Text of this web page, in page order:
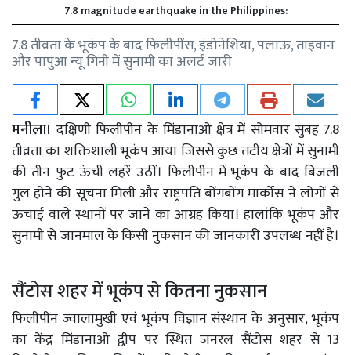
7.8 magnitude earthquake in the Philippines:
7.8 तीव्रता के भूकंप के बाद फिलीपींस, इंडोनेशिया, पलाऊ, ताइवान
और पापुआ न्यू गिनी में सुनामी का अलर्ट जारी
मनीला।दक्षिणी फिलीपीन के मिंडानाओ क्षेत्र में सोमवार सुबह 7.8
तीव्रता का शक्तिशाली भूकंप आया जिससे कुछ तटीय क्षेत्रों में सुनामी
की तीन फुट ऊंची लहरें उठीं। फिलीपीन में भूकंप के बाद बिजली
गुल होने की सूचना मिली और राष्ट्रपति बोंगबोंग मार्कोस ने लोगों से
ऊंचाई वाले स्थानों पर जाने का आग्रह किया। हालांकि भूकंप और
सुनामी से जानमाल के किसी नुकसान की जानकारी उपलब्ध नहीं है।
सैंटोस शहर में भूकंप से कितना नुकसान
फिलीपीन ज्वालामुखी एवं भूकंप विज्ञान संस्थान के अनुसार, भूकंप
का केंद्र मिंडानाओ द्वीप पर स्थित जनरल सैंटोस शहर से 13